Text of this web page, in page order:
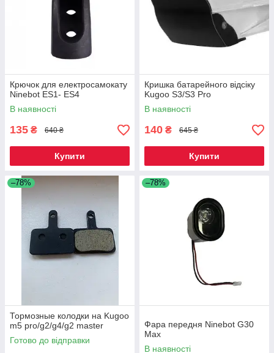
Крючок для електросамокату
Ninebot ES1- ES4
В наявності
135 ₴ 640 ₴
Купити
Кришка батарейного відсіку
Kugoo S3/S3 Pro
В наявності
140 ₴ 645 ₴
Купити
–78%
Тормозные колодки на Kugoo
m5 pro/g2/g4/g2 master
Готово до відправки
–78%
Фара передня Ninebot G30
Max
В наявності